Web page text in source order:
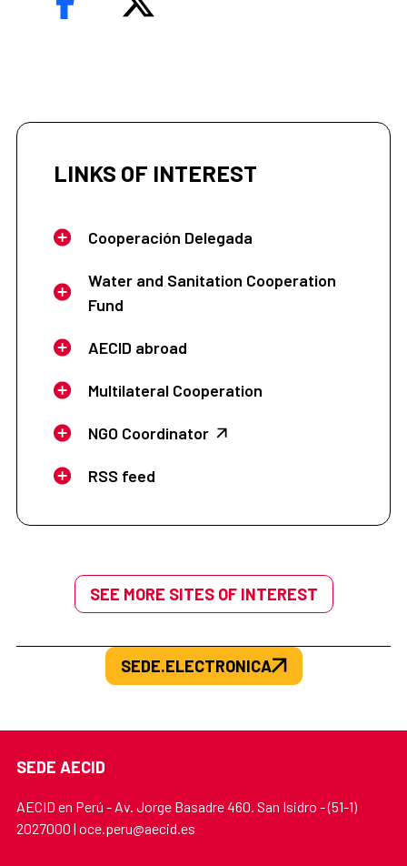
LINKS OF INTEREST
Cooperación Delegada
Water and Sanitation Cooperation
Fund
AECID abroad
Multilateral Cooperation
NGO Coordinator
RSS feed
SEE MORE SITES OF INTEREST
SEDE.ELECTRONICA
SEDE AECID
AECID en Perú - Av. Jorge Basadre 460. San Isidro - (51-1)
2027000 | oce.peru@aecid.es